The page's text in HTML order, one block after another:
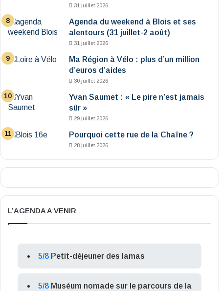
31 juillet 2026
Agenda du weekend à Blois et ses
alentours (31 juillet-2 août)
31 juillet 2026
Ma Région à Vélo : plus d’un million
d’euros d’aides
30 juillet 2026
Yvan Saumet : « Le pire n’est jamais
sûr »
29 juillet 2026
Pourquoi cette rue de la Chaîne ?
28 juillet 2026
L’AGENDA A VENIR
5/8 Petit-déjeuner des lamas
5/8 Muséum nomade sur le parcours de la